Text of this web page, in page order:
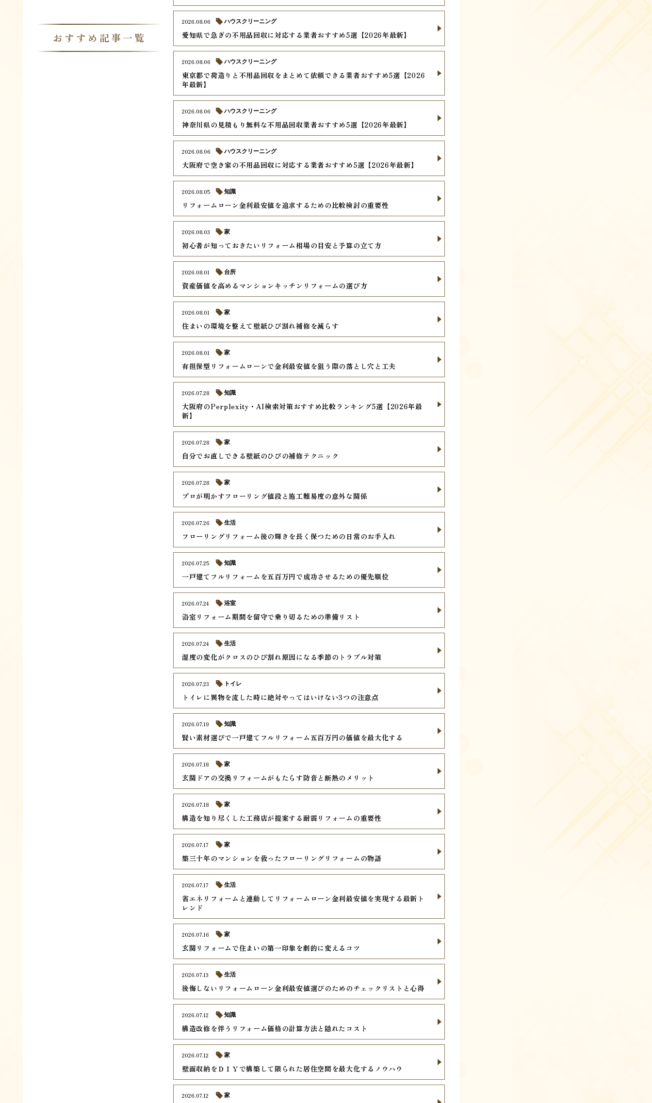
おすすめ記事一覧 愛知県で急ぎの不用品回収に対応する業者おすすめ5選【2026年最新】
2026.08.06 ハウスクリーニング
東京都で荷造りと不用品回収をまとめて依頼できる業者おすすめ5選【2026
年最新】
2026.08.06 ハウスクリーニング
神奈川県の見積もり無料な不用品回収業者おすすめ5選【2026年最新】
2026.08.06 ハウスクリーニング
大阪府で空き家の不用品回収に対応する業者おすすめ5選【2026年最新】
2026.08.06 ハウスクリーニング
リフォームローン金利最安値を追求するための比較検討の重要性
2026.08.05 知識
初心者が知っておきたいリフォーム相場の目安と予算の立て方
2026.08.03 家
資産価値を高めるマンションキッチンリフォームの選び方
2026.08.01 台所
住まいの環境を整えて壁紙ひび割れ補修を減らす
2026.08.01 家
有担保型リフォームローンで金利最安値を狙う際の落とし穴と工夫
2026.08.01 家
大阪府のPerplexity・AI検索対策おすすめ比較ランキング5選【2026年最
新】
2026.07.28 知識
自分でお直しできる壁紙のひびの補修テクニック
2026.07.28 家
プロが明かすフローリング値段と施工難易度の意外な関係
2026.07.28 家
フローリングリフォーム後の輝きを長く保つための日常のお手入れ
2026.07.26 生活
一戸建てフルリフォームを五百万円で成功させるための優先順位
2026.07.25 知識
浴室リフォーム期間を留守で乗り切るための準備リスト
2026.07.24 浴室
湿度の変化がクロスのひび割れ原因になる季節のトラブル対策
2026.07.24 生活
トイレに異物を流した時に絶対やってはいけない3つの注意点
2026.07.23 トイレ
賢い素材選びで一戸建てフルリフォーム五百万円の価値を最大化する
2026.07.19 知識
玄関ドアの交換リフォームがもたらす防音と断熱のメリット
2026.07.18 家
構造を知り尽くした工務店が提案する耐震リフォームの重要性
2026.07.18 家
築三十年のマンションを救ったフローリングリフォームの物語
2026.07.17 家
省エネリフォームと連動してリフォームローン金利最安値を実現する最新ト
レンド
2026.07.17 生活
玄関リフォームで住まいの第一印象を劇的に変えるコツ
2026.07.16 家
後悔しないリフォームローン金利最安値選びのためのチェックリストと心得
2026.07.13 生活
構造改修を伴うリフォーム価格の計算方法と隠れたコスト
2026.07.12 知識
壁面収納をＤＩＹで構築して限られた居住空間を最大化するノウハウ
2026.07.12 家
2026.07.12 家